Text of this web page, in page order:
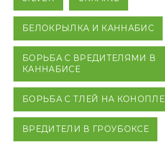
БЕЛОКРЫЛКА И КАННАБИС
БОРЬБА С ВРЕДИТЕЛЯМИ В
КАННАБИСЕ
БОРЬБА С ТЛЕЙ НА КОНОПЛЕ
ВРЕДИТЕЛИ В ГРОУБОКСЕ